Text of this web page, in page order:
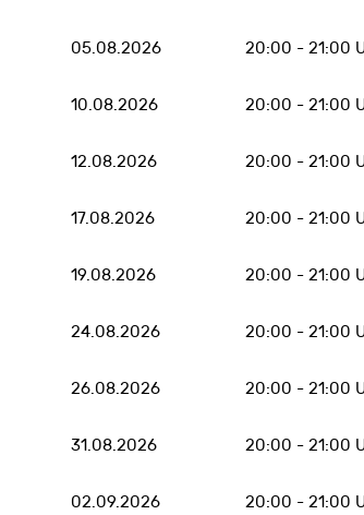
akzeptieren
05.08.2026 20:00 - 21:00
10.08.2026 20:00 - 21:00
12.08.2026 20:00 - 21:00
17.08.2026 20:00 - 21:00
19.08.2026 20:00 - 21:00
24.08.2026 20:00 - 21:00
26.08.2026 20:00 - 21:00
31.08.2026 20:00 - 21:00
02.09.2026 20:00 - 21:00